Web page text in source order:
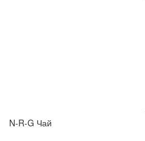
N-R-G Чай